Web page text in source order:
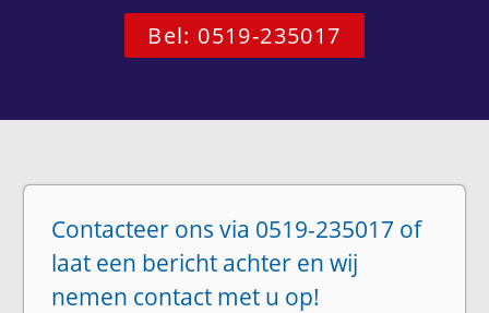
Bel: 0519-235017
Contacteer ons via 0519-235017 of
laat een bericht achter en wij
nemen contact met u op!